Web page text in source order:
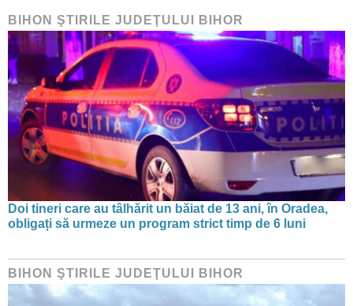
BIHON ŞTIRILE JUDEŢULUI BIHOR
Doi tineri care au tâlhărit un băiat de 13 ani, în Oradea,
obligați să urmeze un program strict timp de 6 luni
BIHON ŞTIRILE JUDEŢULUI BIHOR